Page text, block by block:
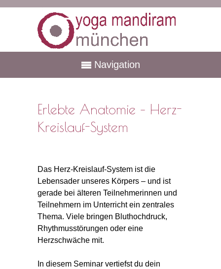
Navigation
Erlebte Anatomie – Herz-
Kreislauf-System
Das Herz-Kreislauf-System ist die
Lebensader unseres Körpers – und ist
gerade bei älteren Teilnehmerinnen und
Teilnehmern im Unterricht ein zentrales
Thema. Viele bringen Bluthochdruck,
Rhythmusstörungen oder eine
Herzschwäche mit.
In diesem Seminar vertiefst du dein